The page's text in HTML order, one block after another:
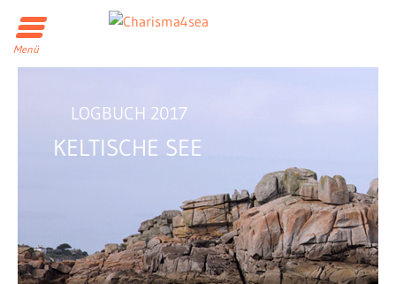
Menü
LOGBUCH 2017
KELTISCHE SEE